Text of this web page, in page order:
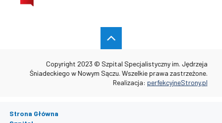
Copyright 2023 © Szpital Specjalistyczny im. Jędrzeja
Śniadeckiego w Nowym Sączu. Wszelkie prawa zastrzeżone.
Realizacja: perfekcyjneStrony.pl
Strona Główna